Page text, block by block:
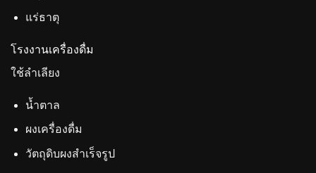
แร่ธาตุ
โรงงานเครื่องดื่ม
ใช้ลำเลียง
น้ำตาล
ผงเครื่องดื่ม
วัตถุดิบผงสำเร็จรูป